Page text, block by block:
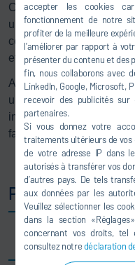
accepter les cookies
fonctionnement de notre
profiter de la meilleure
l’améliorer par rapport à
présenter du contenu et des
fin, nous collaborons avec
LinkedIn, Google, Microsoft,
recevoir des publicités
partenaires.
Si vous donnez votre
traitements ultérieurs de vos
de votre adresse IP dans
autorisés à transférer vos
d’autres pays. De tels
aux données par les
Veuillez sélectionner les
dans la section
concernant vos droits, tel
consultez notredéclaration
Cette intégration unique
une coordination
complexes, garantissant
et une transparence
Alors que l’industrie
une durabilité et une
importantes, Dürr reste
façonner l’assemblage
Produits phares
1. SCADA/MES: